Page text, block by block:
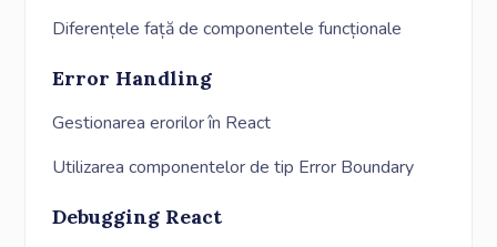
Diferențele față de componentele funcționale
Error Handling
Gestionarea erorilor în React
Utilizarea componentelor de tip Error Boundary
Debugging React